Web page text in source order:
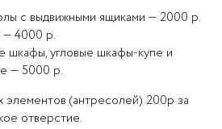
с выдвижными ящиками — 2000 р.
4000 р.
шкафы, угловые шкафы-купе и
— 5000 р.
элементов (антресолей) 200р за
отверстие.